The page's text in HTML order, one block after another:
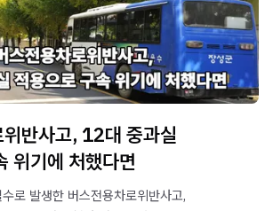
반사고, 12대 중과실
위기에 처했다면
로 발생한 버스전용차로위반사고,